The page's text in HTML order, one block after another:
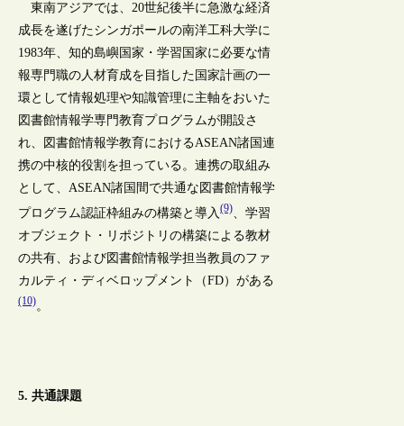
東南アジアでは、20世紀後半に急激な経済
成長を遂げたシンガポールの南洋工科大学に
1983年、知的島嶼国家・学習国家に必要な情
報専門職の人材育成を目指した国家計画の一
環として情報処理や知識管理に主軸をおいた
図書館情報学専門教育プログラムが開設さ
れ、図書館情報学教育におけるASEAN諸国連
携の中核的役割を担っている。連携の取組み
として、ASEAN諸国間で共通な図書館情報学
プログラム認証枠組みの構築と導入(9)、学習
オブジェクト・リポジトリの構築による教材
の共有、および図書館情報学担当教員のファ
カルティ・ディベロップメント（FD）がある
(10)。
5. 共通課題